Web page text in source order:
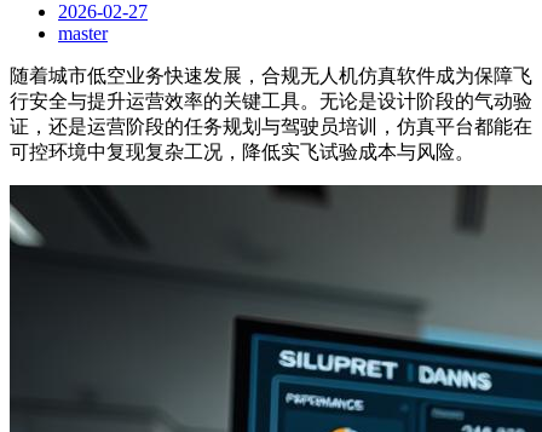
2026-02-27
master
随着城市低空业务快速发展，合规无人机仿真软件成为保障飞
行安全与提升运营效率的关键工具。无论是设计阶段的气动验
证，还是运营阶段的任务规划与驾驶员培训，仿真平台都能在
可控环境中复现复杂工况，降低实飞试验成本与风险。